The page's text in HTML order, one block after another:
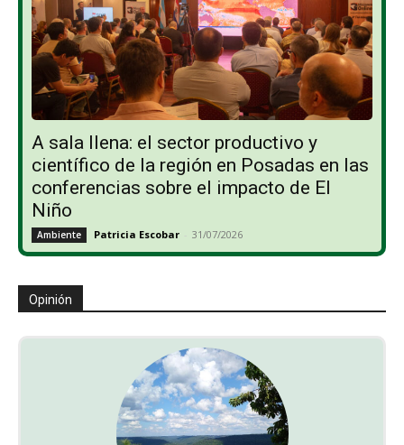
A sala llena: el sector productivo y
científico de la región en Posadas en las
conferencias sobre el impacto de El
Niño
Ambiente Patricia Escobar - 31/07/2026
Opinión